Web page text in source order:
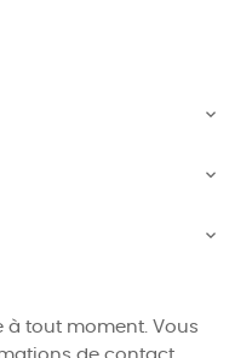



à tout moment. Vous